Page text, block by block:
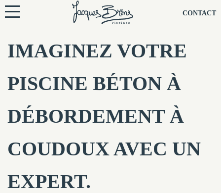
CONTACT
IMAGINEZ VOTRE
PISCINE BÉTON À
DÉBORDEMENT À
COUDOUX AVEC UN
EXPERT.
NOS PISCINES
NOTRE TECHNIQUE
NOS CONSEILS
NOS AGENCES
CONTACTEZ-NOUS